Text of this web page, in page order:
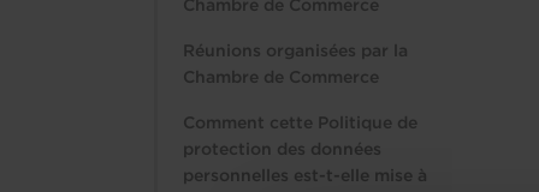
Chambre de Commerce
Réunions organisées par la
Chambre de Commerce
Comment cette Politique de
protection des données
personnelles est-t-elle mise à